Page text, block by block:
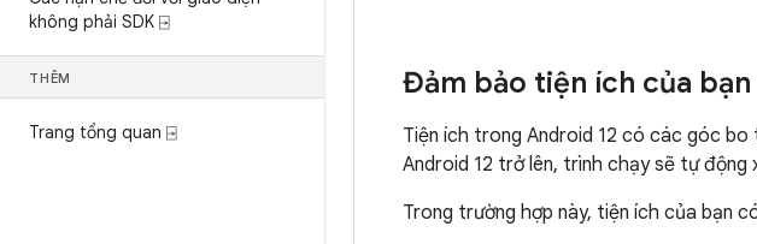
không phải SDK ⍈
THÊM
Trang tổng quan ⍈
Đảm bảo tiện ích của
Tiện ích trong Android 12 có các góc
Android 12 trở lên, trình chạy sẽ tự
Trong trường hợp này, tiện ích của bạn